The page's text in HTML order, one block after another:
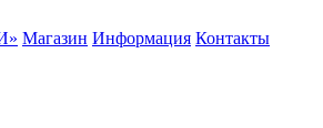
Магазин Информация Контакты